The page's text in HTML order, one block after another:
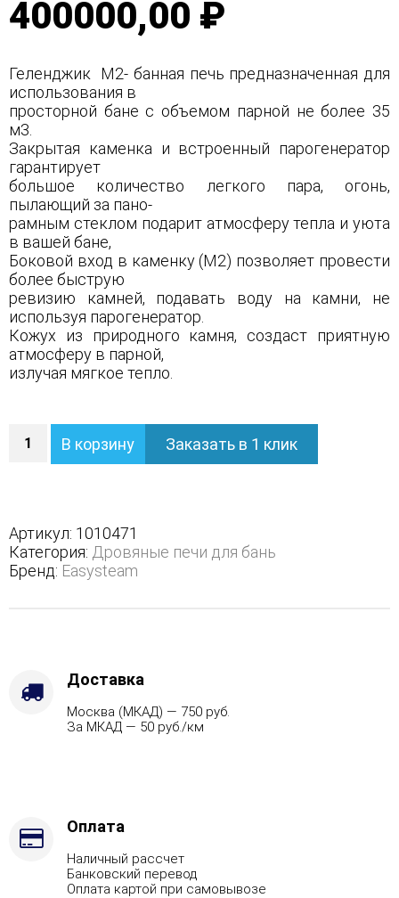
400000,00 ₽
Геленджик М2- банная печь предназначенная для
использования в
просторной бане с объемом парной не более 35
м3.
Закрытая каменка и встроенный парогенератор
гарантирует
большое количество легкого пара, огонь,
пылающий за пано-
рамным стеклом подарит атмосферу тепла и уюта
в вашей бане,
Боковой вход в каменку (М2) позволяет провести
более быструю
ревизию камней, подавать воду на камни, не
используя парогенератор.
Кожух из природного камня, создаст приятную
атмосферу в парной,
излучая мягкое тепло.
Печь
Геленджик
полноценном
кожухе
с
открытым
Пироксенит,
стали
В корзину Заказать в 1 клик
Артикул: 1010471
Категория: Дровяные печи для бань
Бренд: Easysteam
Доставка
Москва (МКАД) — 750 руб.
За МКАД — 50 руб./км
Оплата
Наличный рассчет
Банковский перевод
Оплата картой при самовывозе